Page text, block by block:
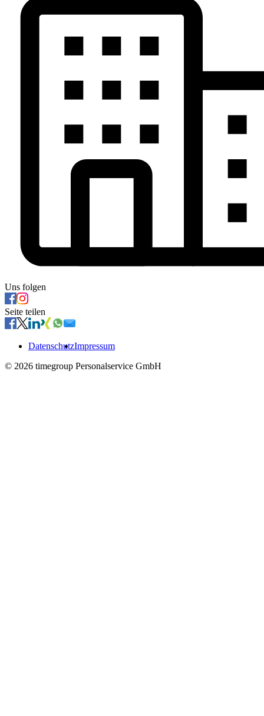
Uns folgen
Seite teilen
DatenschutzImpressum
© 2026 timegroup Personalservice GmbH